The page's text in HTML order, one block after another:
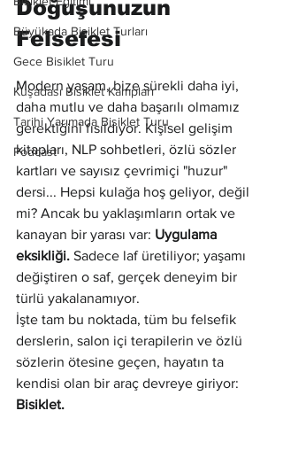
Büyükada Bisiklet Turları
Gece Bisiklet Turu
Kuşadası Bisiklet Kampları
Tarihi Yarımada Bisiklet Turu
Podcast
Doğuşunuzun
Felsefesi
Modern yaşam, bize sürekli daha iyi,
daha mutlu ve daha başarılı olmamız
gerektiğini fısıldıyor. Kişisel gelişim
kitapları, NLP sohbetleri, özlü sözler
kartları ve sayısız çevrimiçi "huzur"
dersi... Hepsi kulağa hoş geliyor, değil
mi? Ancak bu yaklaşımların ortak ve
kanayan bir yarası var: Uygulama
eksikliği. Sadece laf üretiliyor; yaşamı
değiştiren o saf, gerçek deneyim bir
türlü yakalanamıyor.
İşte tam bu noktada, tüm bu felsefik
derslerin, salon içi terapilerin ve özlü
sözlerin ötesine geçen, hayatın ta
kendisi olan bir araç devreye giriyor:
Bisiklet.